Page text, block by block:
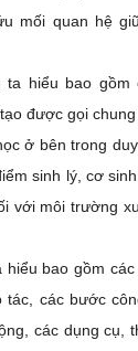
mối quan hệ
ta hiểu bao gồm
được gọi
ở bên trong
sinh lý, cơ
với môi trường
hiểu bao gồm
tác, các bước
các dụng cụ,